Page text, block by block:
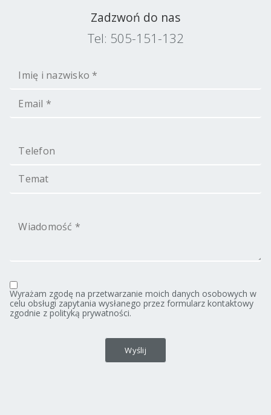
Zadzwoń do nas
Tel: 505-151-132
Wyrażam zgodę na przetwarzanie moich danych osobowych w
celu obsługi zapytania wysłanego przez formularz kontaktowy
zgodnie z polityką prywatności.